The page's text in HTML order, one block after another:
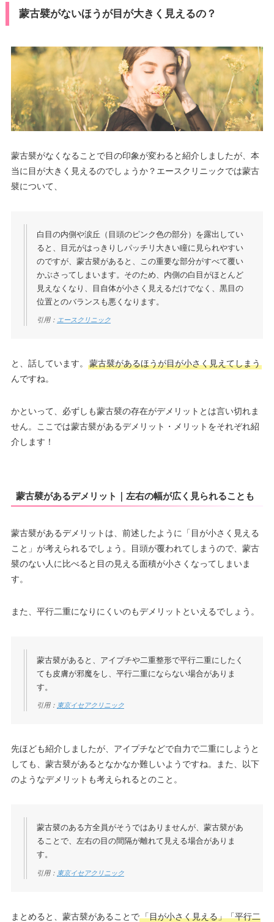
蒙古襞がないほうが目が大きく見えるの？
蒙古襞がなくなることで目の印象が変わると紹介しましたが、本
当に目が大きく見えるのでしょうか？エースクリニックでは蒙古
襞について、
白目の内側や涙丘（目頭のピンク色の部分）を露出してい
ると、目元がはっきりしパッチリ大きい瞳に見られやすい
のですが、蒙古襞があると、この重要な部分がすべて覆い
かぶさってしまいます。そのため、内側の白目がほとんど
見えなくなり、目自体が小さく見えるだけでなく、黒目の
位置とのバランスも悪くなります。
引用： エースクリニック
と、話しています。
蒙古襞があるほうが目が小さく見えてしまう
んですね。
かといって、必ずしも蒙古襞の存在がデメリットとは言い切れま
せん。ここでは蒙古襞があるデメリット・メリットをそれぞれ紹
介します！
蒙古襞があるデメリット｜左右の幅が広く見られることも
蒙古襞があるデメリットは、前述したように「目が小さく見える
こと」が考えられるでしょう。目頭が覆われてしまうので、蒙古
襞のない人に比べると目の見える面積が小さくなってしまいま
す。
また、平行二重になりにくいのもデメリットといえるでしょう。
蒙古襞があると、アイプチや二重整形で平行二重にしたく
ても皮膚が邪魔をし、平行二重にならない場合がありま
す。
引用： 東京イセアクリニック
先ほども紹介しましたが、アイプチなどで自力で二重にしようと
しても、蒙古襞があるとなかなか難しいようですね。また、以下
のようなデメリットも考えられるとのこと。
蒙古襞のある方全員がそうではありませんが、蒙古襞があ
ることで、左右の目の間隔が離れて見える場合がありま
す。
引用： 東京イセアクリニック
まとめると、蒙古襞があることで「目が小さく見える」「平行二